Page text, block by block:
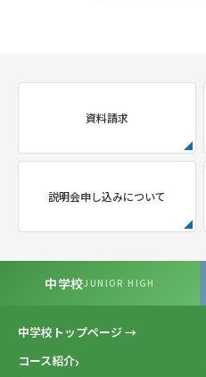
資料請求
説明会申し込みについて
中学校JUNIOR HIGH
中学校トップページ →
コース紹介